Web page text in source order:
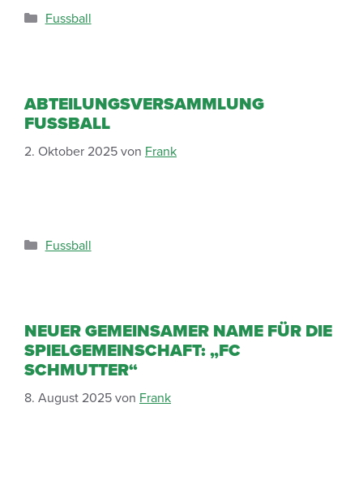
Fussball
ABTEILUNGSVERSAMMLUNG
FUSSBALL
2. Oktober 2025von Frank
Fussball
NEUER GEMEINSAMER NAME FÜR DIE
SPIELGEMEINSCHAFT: „FC
SCHMUTTER“
8. August 2025von Frank